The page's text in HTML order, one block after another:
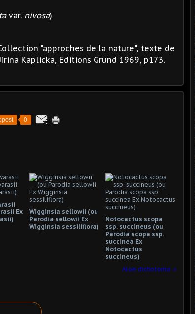
var. nivosa)
"approches de la nature", texte de
Kaplicka, Editions Grund 1969, p173.
0
Ex
Wigginsia sellowii (ou
Parodia sellowii Ex
Wigginsia sessiliflora)
Notocactus scopa
ssp. succineus (ou
Parodia scopa ssp.
succinea Ex
Notocactus
succineus)
Aloe dichotoma